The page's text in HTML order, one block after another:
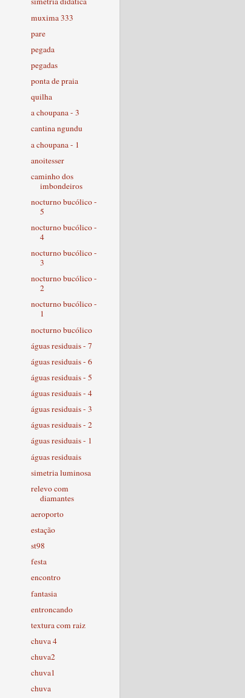
muxima 333
pare
pegada
pegadas
ponta de praia
quilha
a choupana - 3
cantina ngundu
a choupana - 1
anoitesser
caminho dos
imbondeiros
nocturno bucólico -
5
nocturno bucólico -
4
nocturno bucólico -
3
nocturno bucólico -
2
nocturno bucólico -
1
nocturno bucólico
águas residuais - 7
águas residuais - 6
águas residuais - 5
águas residuais - 4
águas residuais - 3
águas residuais - 2
águas residuais - 1
águas residuais
simetria luminosa
relevo com
diamantes
aeroporto
estação
st98
festa
encontro
fantasia
entroncando
textura com raiz
chuva 4
chuva2
chuva1
chuva